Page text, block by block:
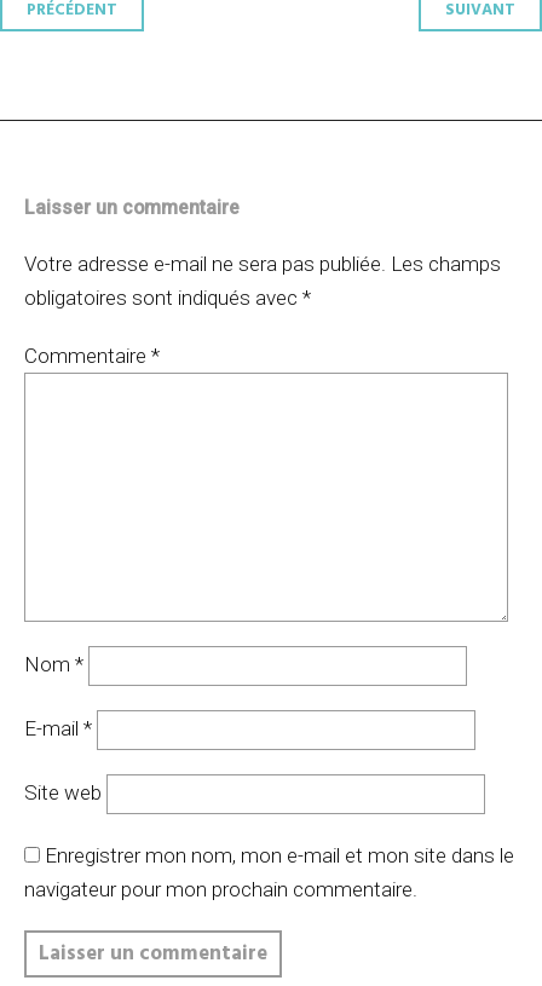
Navigation
PRÉCÉDENT SUIVANT
Laisser un commentaire
Votre adresse e-mail ne sera pas publiée. Les champs
obligatoires sont indiqués avec *
Commentaire *
Nom *
E-mail *
Site web
Enregistrer mon nom, mon e-mail et mon site dans le
navigateur pour mon prochain commentaire.